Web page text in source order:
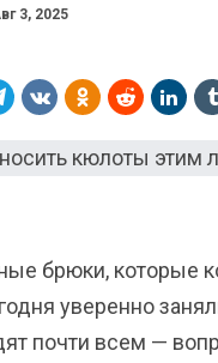
3, 2025
брюки, которые
уверенно
почти всем —